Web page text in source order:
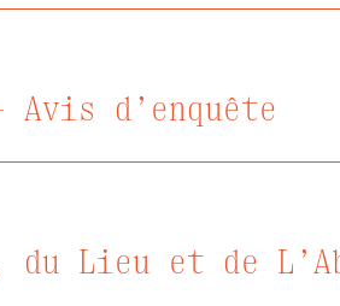
Avis d’enquête
du Lieu et de